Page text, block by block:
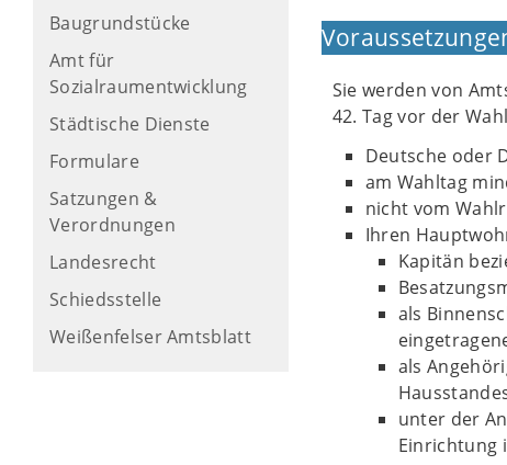
Baugrundstücke
Amt für
Sozialraumentwicklung
Städtische Dienste
Formulare
Satzungen &
Verordnungen
Landesrecht
Schiedsstelle
Weißenfelser Amtsblatt
Sie werden von
42. Tag vor der
Deutsche oder
am Wahltag
nicht vom
Ihren
Kapitän
als
als
unter der
Einrichtung